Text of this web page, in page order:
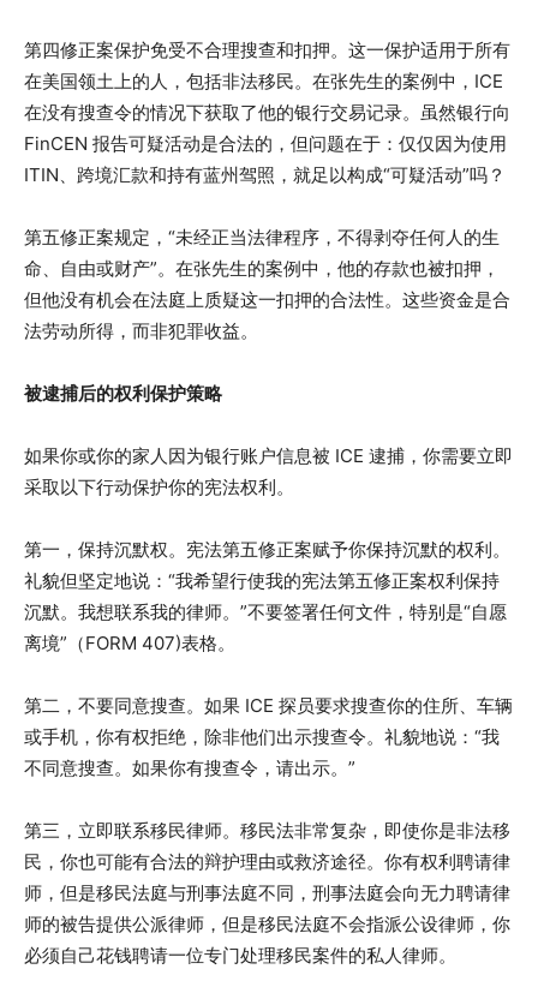
第四修正案保护免受不合理搜查和扣押。这一保护适用于所有
在美国领土上的人，包括非法移民。在张先生的案例中，ICE
在没有搜查令的情况下获取了他的银行交易记录。虽然银行向
FinCEN 报告可疑活动是合法的，但问题在于：仅仅因为使用
ITIN、跨境汇款和持有蓝州驾照，就足以构成“可疑活动”吗？
第五修正案规定，“未经正当法律程序，不得剥夺任何人的生
命、自由或财产”。在张先生的案例中，他的存款也被扣押，
但他没有机会在法庭上质疑这一扣押的合法性。这些资金是合
法劳动所得，而非犯罪收益。
被逮捕后的权利保护策略
如果你或你的家人因为银行账户信息被 ICE 逮捕，你需要立即
采取以下行动保护你的宪法权利。
第一，保持沉默权。宪法第五修正案赋予你保持沉默的权利。
礼貌但坚定地说：“我希望行使我的宪法第五修正案权利保持
沉默。我想联系我的律师。”不要签署任何文件，特别是“自愿
离境”（FORM 407)表格。
第二，不要同意搜查。如果 ICE 探员要求搜查你的住所、车辆
或手机，你有权拒绝，除非他们出示搜查令。礼貌地说：“我
不同意搜查。如果你有搜查令，请出示。”
第三，立即联系移民律师。移民法非常复杂，即使你是非法移
民，你也可能有合法的辩护理由或救济途径。你有权利聘请律
师，但是移民法庭与刑事法庭不同，刑事法庭会向无力聘请律
师的被告提供公派律师，但是移民法庭不会指派公设律师，你
必须自己花钱聘请一位专门处理移民案件的私人律师。